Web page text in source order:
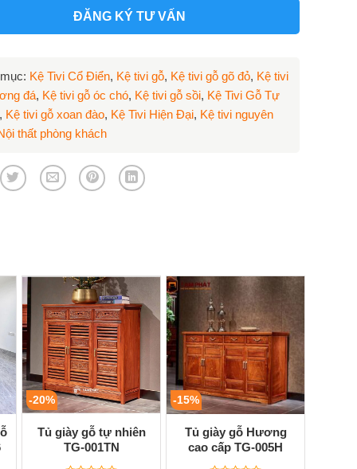
ĐĂNG KÝ TƯ VẤN
Kệ Tivi Cổ Điển, Kệ tivi gỗ, Kệ tivi gỗ gõ đỏ, Kệ tivi
đá, Kệ tivi gỗ óc chó, Kệ tivi gỗ sồi, Kệ Tivi Gỗ Tự
, Kệ tivi gỗ xoan đào, Kệ Tivi Hiện Đại, Kệ tivi nguyên
thất phòng khách
-20%
Tủ giày gỗ tự nhiên
TG-001TN
-15%
Tủ giày gỗ Hương
cao cấp TG-005H